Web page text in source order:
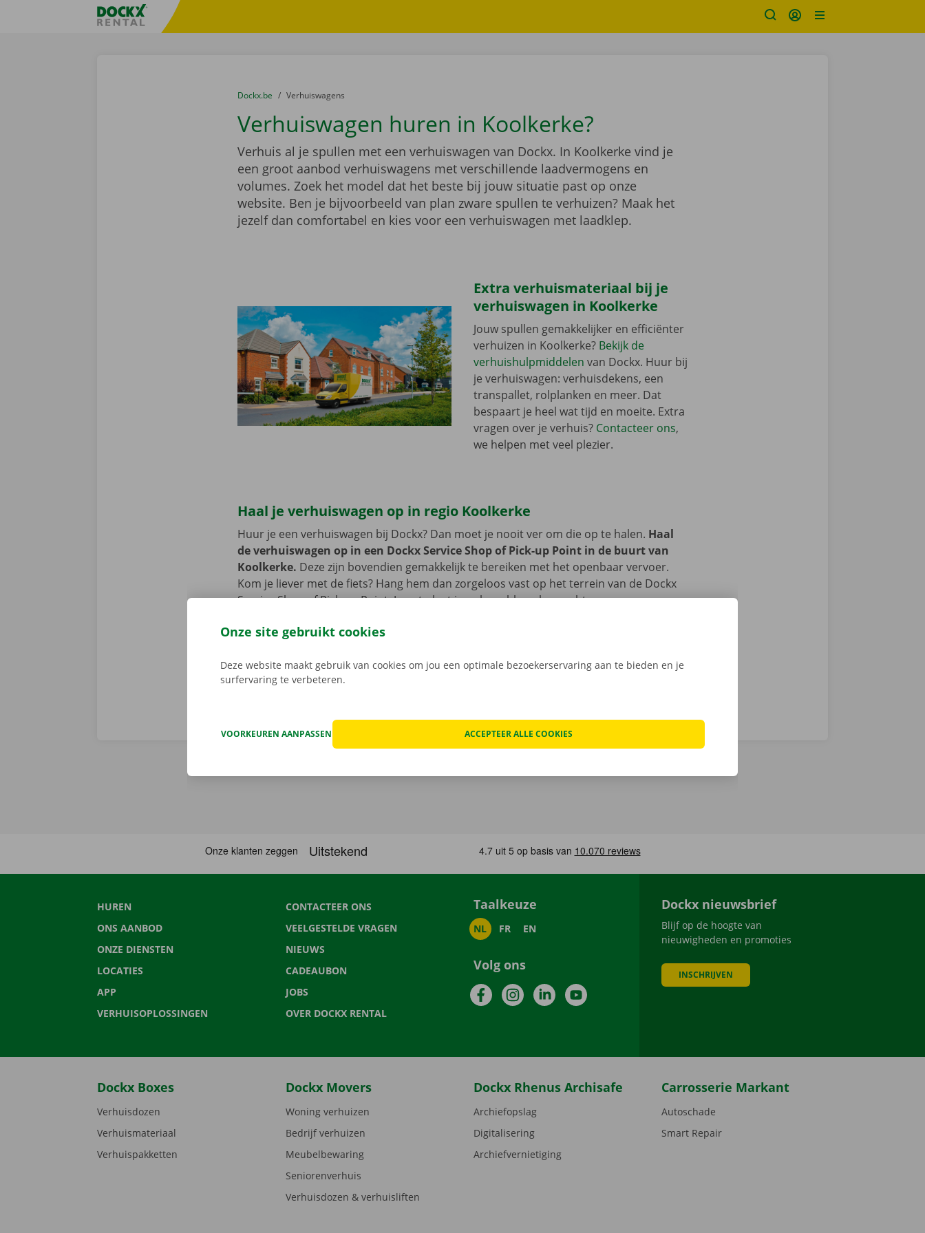
Taalselectie overslaanFratello DEMO
U bevindt zich hier:
van
Dockx.be naar
Verhuiswagens
Verhuiswagen huren in Koolkerke?
Verhuis al je spullen met een verhuiswagen van Dockx. In Koolkerke vind je
een groot aanbod verhuiswagens met verschillende laadvermogens en
volumes. Zoek het model dat het beste bij jouw situatie past op onze
website. Ben je bijvoorbeeld van plan zware spullen te verhuizen? Maak het
jezelf dan comfortabel en kies voor een verhuiswagen met laadklep.
Extra verhuismateriaal bij je
verhuiswagen in Koolkerke
Jouw spullen gemakkelijker en efficiënter
verhuizen in Koolkerke? Bekijk de
verhuishulpmiddelen van Dockx. Huur bij
je verhuiswagen: verhuisdekens, een
transpallet, rolplanken en meer. Dat
bespaart je heel wat tijd en moeite. Extra
vragen over je verhuis? Contacteer ons,
we helpen met veel plezier.
Haal je verhuiswagen op in regio Koolkerke
Huur je een verhuiswagen bij Dockx? Dan moet je nooit ver om die op te halen. Haal
de verhuiswagen op in een Dockx Service Shop of Pick-up Point in de buurt van
Koolkerke. Deze zijn bovendien gemakkelijk te bereiken met het openbaar vervoer.
Kom je liever met de fiets? Hang hem dan zorgeloos vast op het terrein van de Dockx
Service Shop of Pick-up Point. Je auto laat je ook probleemloos achter op ons
nieuwe - thuis.
HUREN
ONS AANBOD
ONZE DIENSTEN
LOCATIES
APP
VERHUISOPLOSSINGEN
CONTACTEER ONS
VEELGESTELDE VRAGEN
NIEUWS
CADEAUBON
JOBS
OVER DOCKX RENTAL
Taalkeuze
NL FR EN
Volg ons
FacebookInstagramLinkedInYouTube
Dockx nieuwsbrief
Blijf op de hoogte van
nieuwigheden en promoties
INSCHRIJVEN
Dockx Boxes
Verhuisdozen
Verhuismateriaal
Verhuispakketten
Dockx Movers
Woning verhuizen
Bedrijf verhuizen
Meubelbewaring
Seniorenverhuis
Verhuisdozen & verhuisliften
Dockx Rhenus Archisafe
Archiefopslag
Digitalisering
Archiefvernietiging
Carrosserie Markant
Autoschade
Smart Repair
Onze site gebruikt cookies
Deze website maakt gebruik van cookies om jou een optimale bezoekerservaring aan te bieden en je
surfervaring te verbeteren.
VOORKEUREN AANPASSEN ACCEPTEER ALLE COOKIES